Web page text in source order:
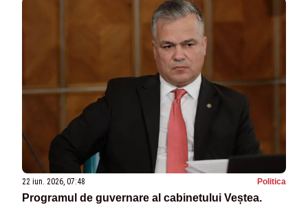
22 iun. 2026, 07:48 Politica
Programul de guvernare al cabinetului Veștea.